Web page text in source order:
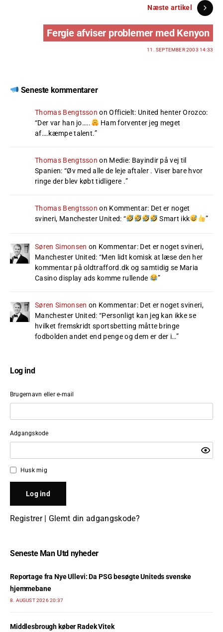
Næste artikel
Fergie afviser problemer med Kenyon
11. SEPTEMBER 2003 14:33
Seneste kommentarer
Thomas Bengtsson onOfficielt: United henter Orozco:
“Der var han jo…..
Ham forventer jeg meget
af….kæmpe talent.”
Thomas Bengtsson on Medie: Bayindir på vej til
Spanien: “Øv med alle de leje aftaler . Viser bare hvor
ringe der blev købt tidligere .”
Thomas Bengtsson on Kommentar: Det er noget
svineri, Manchester United: “ Smart ikk ”
Søren Simonsen on Kommentar: Det er noget svineri,
Manchester United: “Men lidt komisk at læse den her
kommentar på oldtrafford.dk og samtidig se Maria
Casino display ads komme rullende
”
Søren Simonsen on Kommentar: Det er noget svineri,
Manchester United: “Personligt kan jeg kan ikke se
hvilket fremskridt sportsbetting måtte bringe
fodbolden andet end penge og dem er der i…”
Log ind
Brugernavn eller e-mail
Adgangskode
Husk mig
Registrer| Glemt din adgangskode?
Seneste Man Utd nyheder
Reportage fra Nye Ullevi: Da PSG besøgte Uniteds svenske
hjemmebane
8. AUGUST 2026 20:37
Middlesbrough køber Radek Vitek